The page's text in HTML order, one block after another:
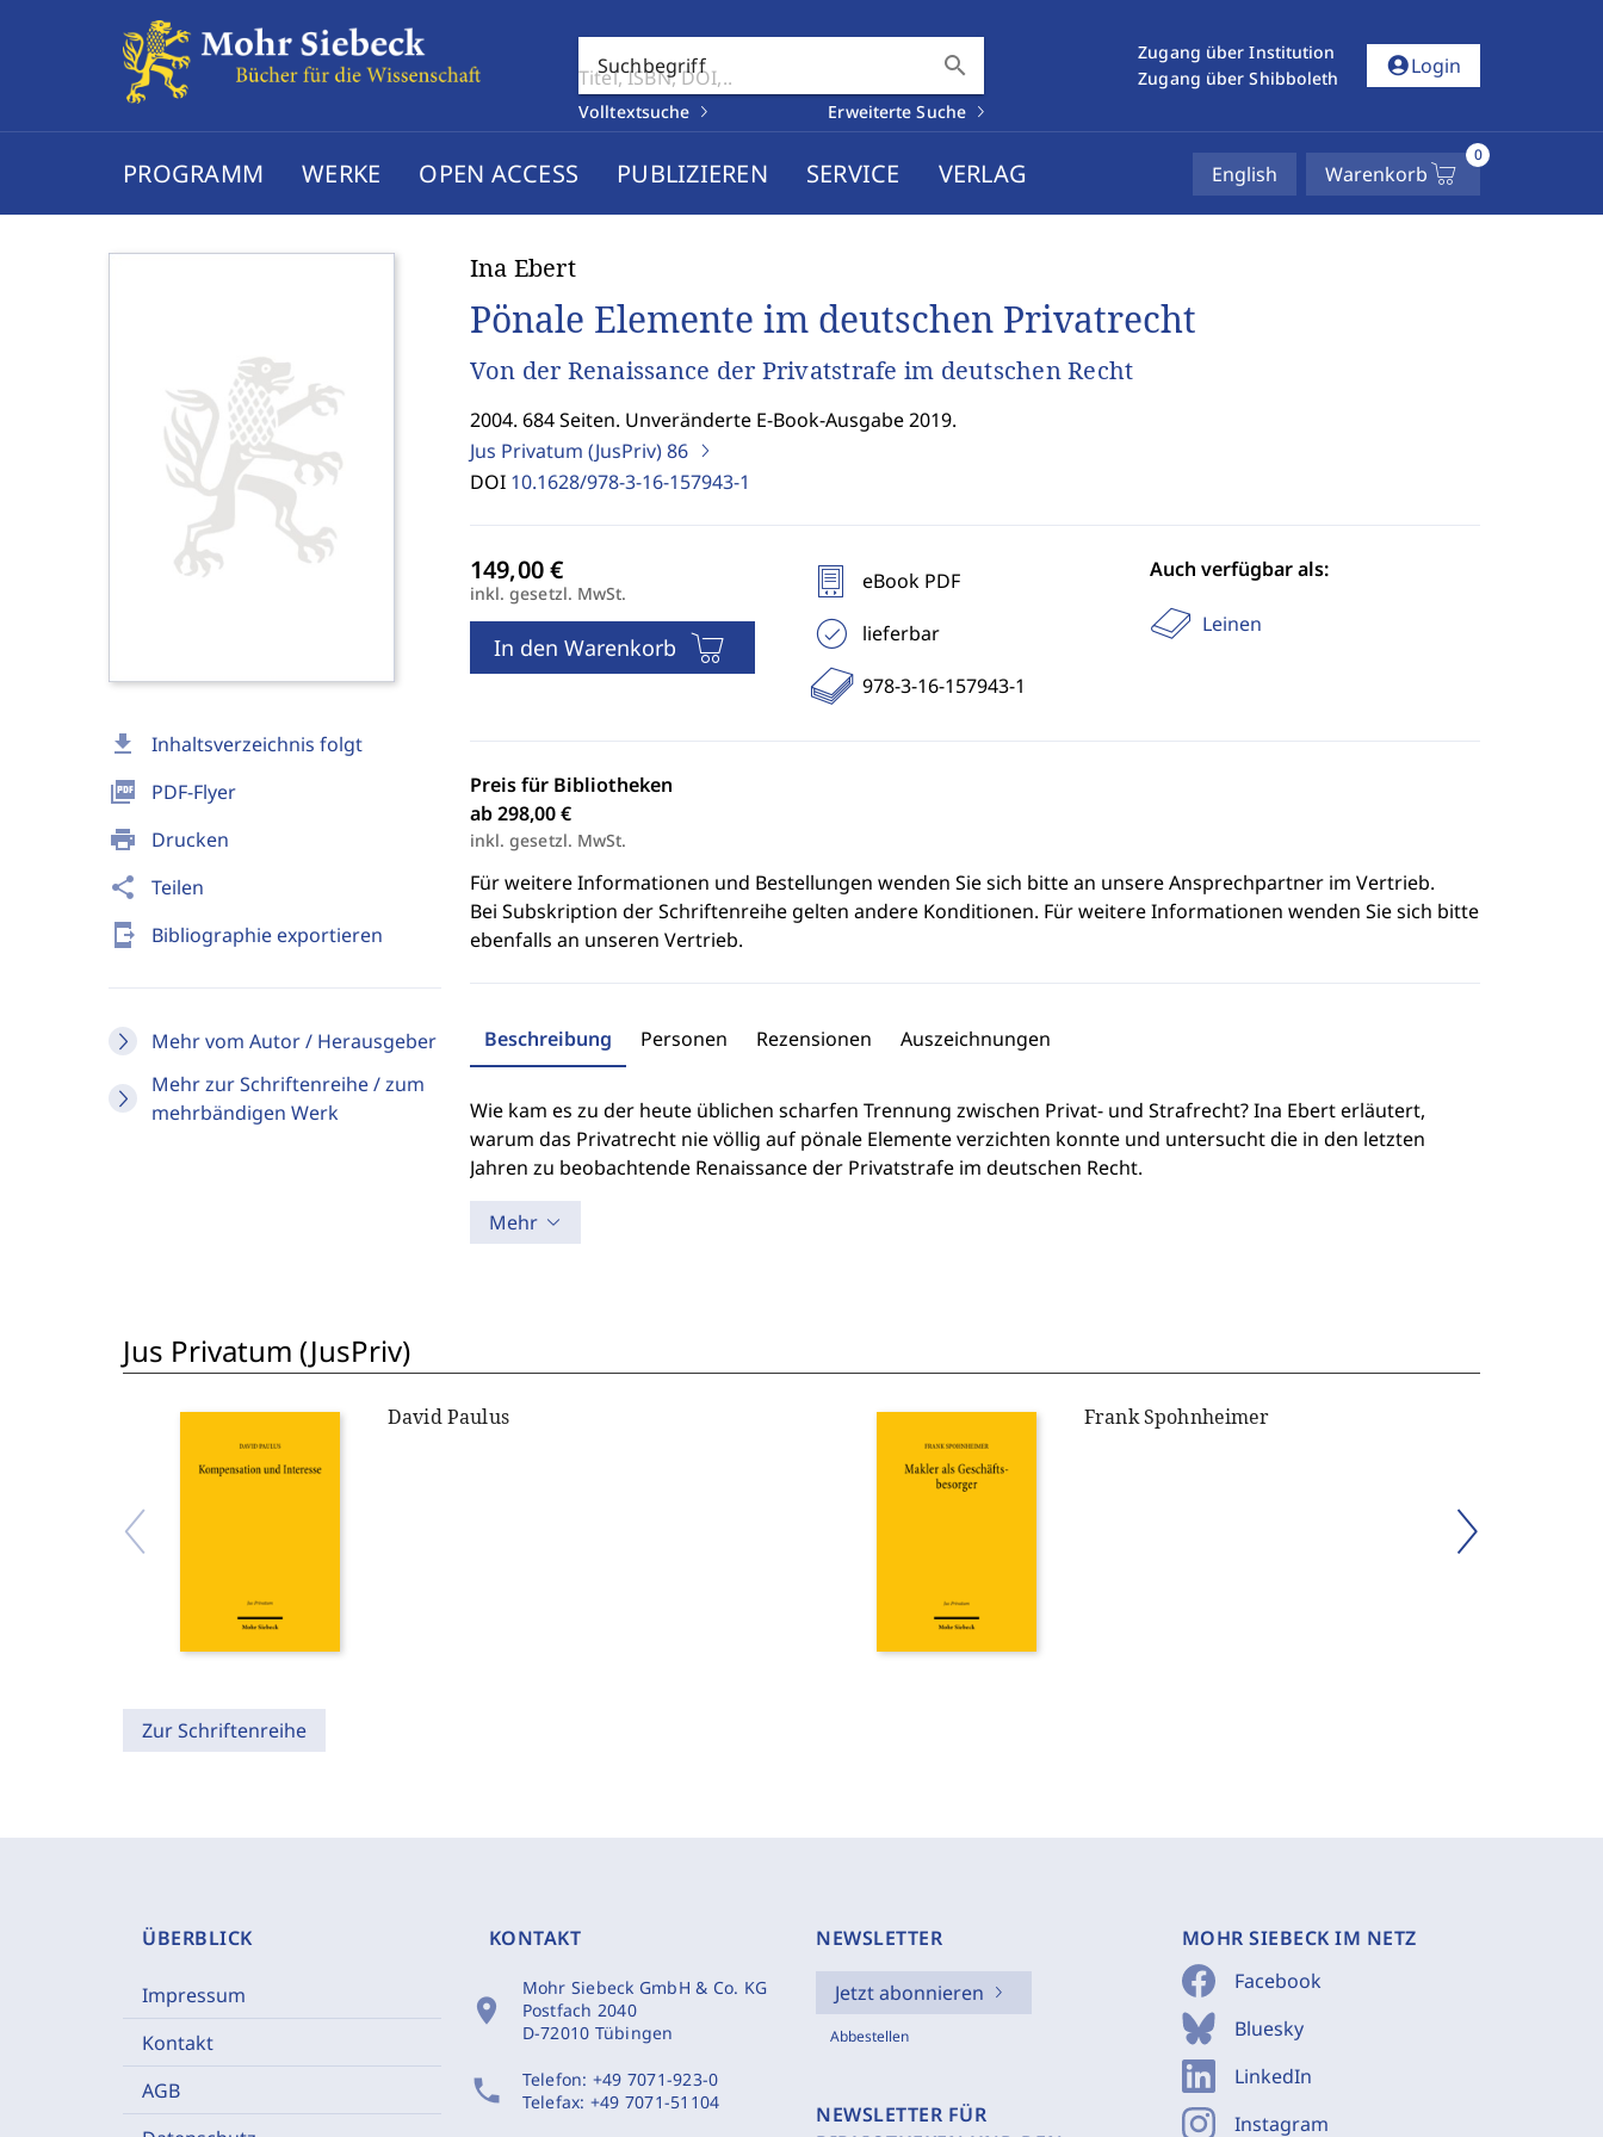
Suchbegriff search
Volltextsuche Erweiterte Suche
Zugang über Institution
Zugang über Shibboleth
account_circleLogin
PROGRAMM WERKE OPEN ACCESS PUBLIZIEREN SERVICE VERLAG English Warenkorb
0
download Inhaltsverzeichnis folgt
picture_as_pdf PDF-Flyer
print Drucken
share Teilen
send_to_mobile Bibliographie exportieren
Mehr vom Autor / Herausgeber
Mehr zur Schriftenreihe / zum
mehrbändigen Werk
Ina Ebert
Pönale Elemente im deutschen Privatrecht
Von der Renaissance der Privatstrafe im deutschen Recht
2004. 684 Seiten. Unveränderte E-Book-Ausgabe 2019.
Jus Privatum (JusPriv)86
DOI 10.1628/978-3-16-157943-1
inkl. gesetzl. MwSt.
In den Warenkorb
eBook PDF
lieferbar
978-3-16-157943-1
Auch verfügbar als:
Leinen
Preis für Bibliotheken
ab 298,00 €
inkl. gesetzl. MwSt.
Für weitere Informationen und Bestellungen wenden Sie sich bitte an unsere Ansprechpartner im Vertrieb.
Bei Subskription der Schriftenreihe gelten andere Konditionen. Für weitere Informationen wenden Sie sich bitte
ebenfalls an unseren Vertrieb.
Beschreibung Personen Rezensionen Auszeichnungen
Wie kam es zu der heute üblichen scharfen Trennung zwischen Privat- und Strafrecht? Ina Ebert erläutert,
warum das Privatrecht nie völlig auf pönale Elemente verzichten konnte und untersucht die in den letzten
Jahren zu beobachtende Renaissance der Privatstrafe im deutschen Recht.
Mehr
Jus Privatum (JusPriv)
David Paulus Frank Spohnheimer
Zur Schriftenreihe
ÜBERBLICK
Impressum
Kontakt
AGB
KONTAKT
location_on
Mohr Siebeck GmbH & Co. KG
Postfach 2040
D-72010 Tübingen
phone Telefon: +49 7071-923-0
Telefax: +49 7071-51104
NEWSLETTER
Jetzt abonnieren
Abbestellen
NEWSLETTER FÜR
MOHR SIEBECK IM NETZ
Facebook
Bluesky
LinkedIn
Instagram